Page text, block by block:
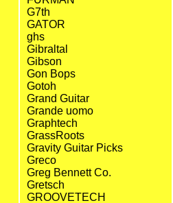
G7th
GATOR
ghs
Gibraltal
Gibson
Gon Bops
Gotoh
Grand Guitar
Grande uomo
Graphtech
GrassRoots
Gravity Guitar Picks
Greco
Greg Bennett Co.
Gretsch
GROOVETECH